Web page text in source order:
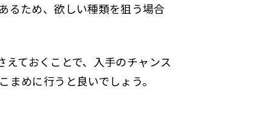
るため、欲しい種類を狙う場合
ておくことで、入手のチャンス
めに行うと良いでしょう。